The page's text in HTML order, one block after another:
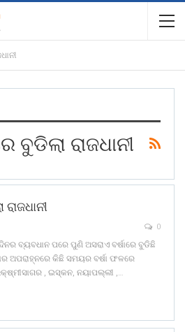
ବୁଡିଲା ରାଜଧାନୀ
0
ବ୍ୟବଧାନ ପରେ ପୁଣି ଅସରାଏ ବର୍ଷାରେ ବୁଡିଛି
ଅପରାହ୍ନରେ କିଛି ସମୟର ବର୍ଷା ଫଳରେ
, ଇସ୍କନ, ନୟାପଲ୍ଲୀ ,…